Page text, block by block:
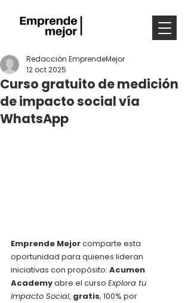
Curso gratuito de medición
de impacto social vía
WhatsApp
Redacción EmprendeMejor
12 oct 2025
Emprende Mejor comparte esta
oportunidad para quienes lideran
iniciativas con propósito: Acumen
Academy abre el curso Explora tu
Impacto Social, gratis, 100% por